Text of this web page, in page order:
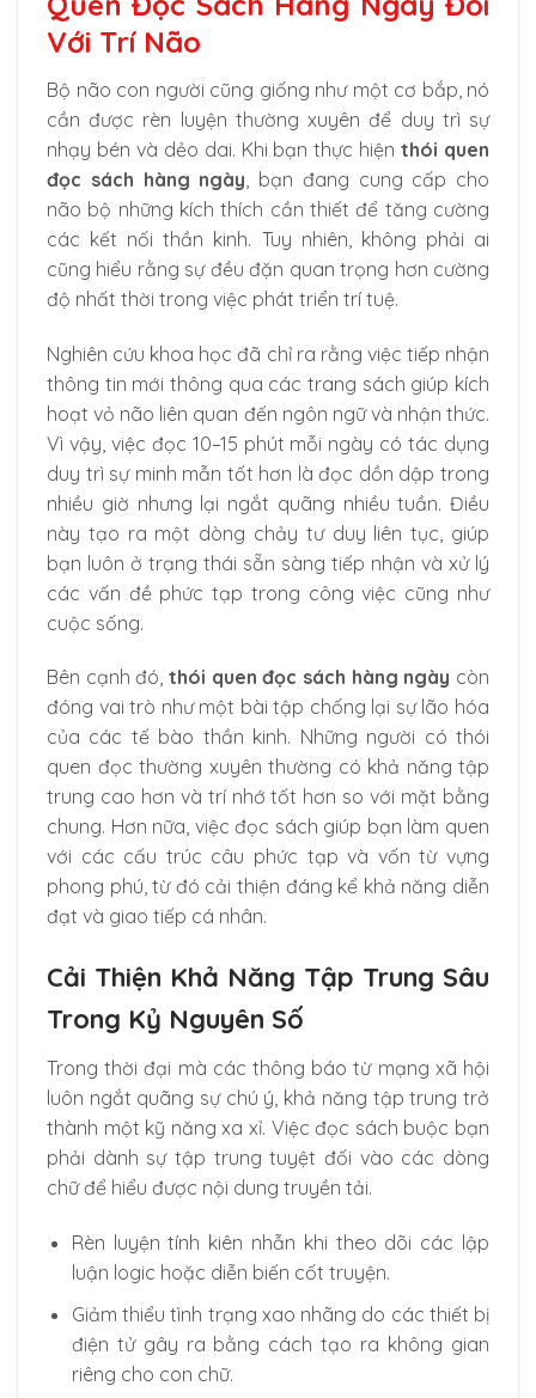
Với Trí Não
Bộ não con người cũng giống như một cơ bắp, nó
cần được rèn luyện thường xuyên để duy trì sự
nhạy bén và dẻo dai. Khi bạn thực hiệnthói quen
đọc sách hàng ngày , bạn đang cung cấp cho
não bộ những kích thích cần thiết để tăng cường
các kết nối thần kinh. Tuy nhiên, không phải ai
cũng hiểu rằng sự đều đặn quan trọng hơn cường
độ nhất thời trong việc phát triển trí tuệ.
Nghiên cứu khoa học đã chỉ ra rằng việc tiếp nhận
thông tin mới thông qua các trang sách giúp kích
hoạt vỏ não liên quan đến ngôn ngữ và nhận thức.
Vì vậy, việc đọc 10–15 phút mỗi ngày có tác dụng
duy trì sự minh mẫn tốt hơn là đọc dồn dập trong
nhiều giờ nhưng lại ngắt quãng nhiều tuần. Điều
này tạo ra một dòng chảy tư duy liên tục, giúp
bạn luôn ở trạng thái sẵn sàng tiếp nhận và xử lý
các vấn đề phức tạp trong công việc cũng như
cuộc sống.
Bên cạnh đó, thói quen đọc sách hàng ngày còn
đóng vai trò như một bài tập chống lại sự lão hóa
của các tế bào thần kinh. Những người có thói
quen đọc thường xuyên thường có khả năng tập
trung cao hơn và trí nhớ tốt hơn so với mặt bằng
chung. Hơn nữa, việc đọc sách giúp bạn làm quen
với các cấu trúc câu phức tạp và vốn từ vựng
phong phú, từ đó cải thiện đáng kể khả năng diễn
đạt và giao tiếp cá nhân.
Cải Thiện Khả Năng Tập Trung Sâu
Trong Kỷ Nguyên Số
Trong thời đại mà các thông báo từ mạng xã hội
luôn ngắt quãng sự chú ý, khả năng tập trung trở
thành một kỹ năng xa xỉ. Việc đọc sách buộc bạn
phải dành sự tập trung tuyệt đối vào các dòng
chữ để hiểu được nội dung truyền tải.
Rèn luyện tính kiên nhẫn khi theo dõi các lập
luận logic hoặc diễn biến cốt truyện.
Giảm thiểu tình trạng xao nhãng do các thiết bị
điện tử gây ra bằng cách tạo ra không gian
riêng cho con chữ.